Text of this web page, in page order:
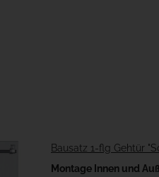
Bausatz 1-flg Gehtür
Montage Innen und